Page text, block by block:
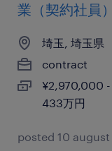
業（契約社員
埼玉, 埼玉県
contract
¥2,970,000
433万円
posted 10